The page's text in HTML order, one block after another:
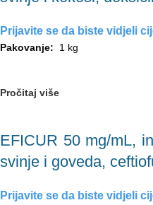
Prijavite se da biste vidjeli
Pakovanje: 1 kg
Pročitaj više
EFICUR 50 mg/mL,
svinje i goveda,
Prijavite se da biste vidjeli